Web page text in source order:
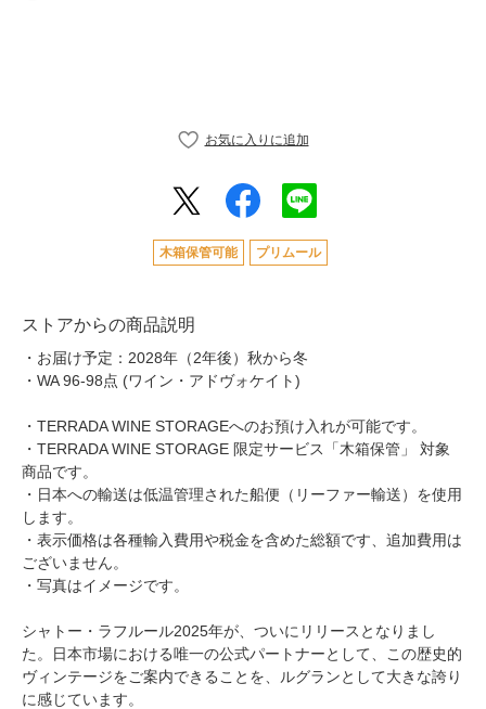
木箱保管可能 プリムール
ストアからの商品説明
・お届け予定：2028年（2年後）秋から冬
・WA 96-98点 (ワイン・アドヴォケイト)
・TERRADA WINE STORAGEへのお預け入れが可能です。
・TERRADA WINE STORAGE 限定サービス「木箱保管」 対象
商品です。
・日本への輸送は低温管理された船便（リーファー輸送）を使用
します。
・表示価格は各種輸入費用や税金を含めた総額です、追加費用は
ございません。
・写真はイメージです。
シャトー・ラフルール2025年が、ついにリリースとなりまし
た。日本市場における唯一の公式パートナーとして、この歴史的
ヴィンテージをご案内できることを、ルグランとして大きな誇り
に感じています。